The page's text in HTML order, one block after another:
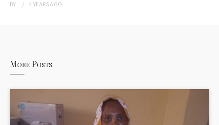
BY 4 YEARSAGO
More Posts